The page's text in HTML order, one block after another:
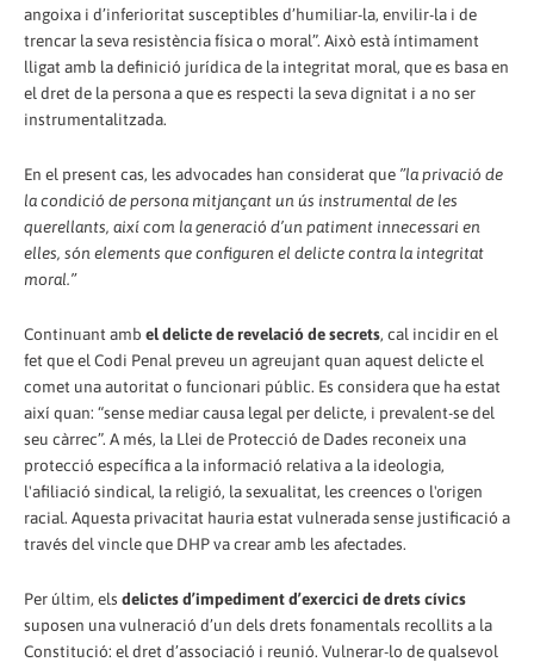
angoixa i d’inferioritat susceptibles d’humiliar-la, envilir-la i de
trencar la seva resistència física o moral”. Això està íntimament
lligat amb la definició jurídica de la integritat moral, que es basa en
el dret de la persona a que es respecti la seva dignitat i a no ser
instrumentalitzada.
En el present cas, les advocades han considerat que ”la privació de
la condició de persona mitjançant un ús instrumental de les
querellants, així com la generació d’un patiment innecessari en
elles, són elements que configuren el delicte contra la integritat
moral.”
Continuant amb el delicte de revelació de secrets, cal incidir en el
fet que el Codi Penal preveu un agreujant quan aquest delicte el
comet una autoritat o funcionari públic. Es considera que ha estat
així quan: “sense mediar causa legal per delicte, i prevalent-se del
seu càrrec”. A més, la Llei de Protecció de Dades reconeix una
protecció específica a la informació relativa a la ideologia,
l'afiliació sindical, la religió, la sexualitat, les creences o l'origen
racial. Aquesta privacitat hauria estat vulnerada sense justificació a
través del vincle que DHP va crear amb les afectades.
Per últim, els delictes d’impediment d’exercici de drets cívics
suposen una vulneració d’un dels drets fonamentals recollits a la
Constitució: el dret d’associació i reunió. Vulnerar-lo de qualsevol